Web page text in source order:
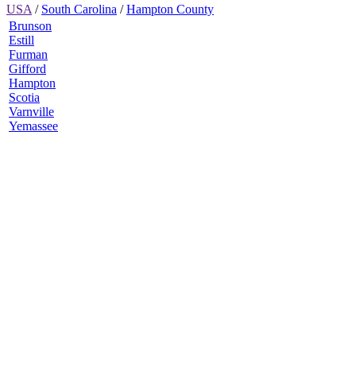
USA / South Carolina /Hampton County
Brunson
Estill
Furman
Gifford
Hampton
Scotia
Varnville
Yemassee